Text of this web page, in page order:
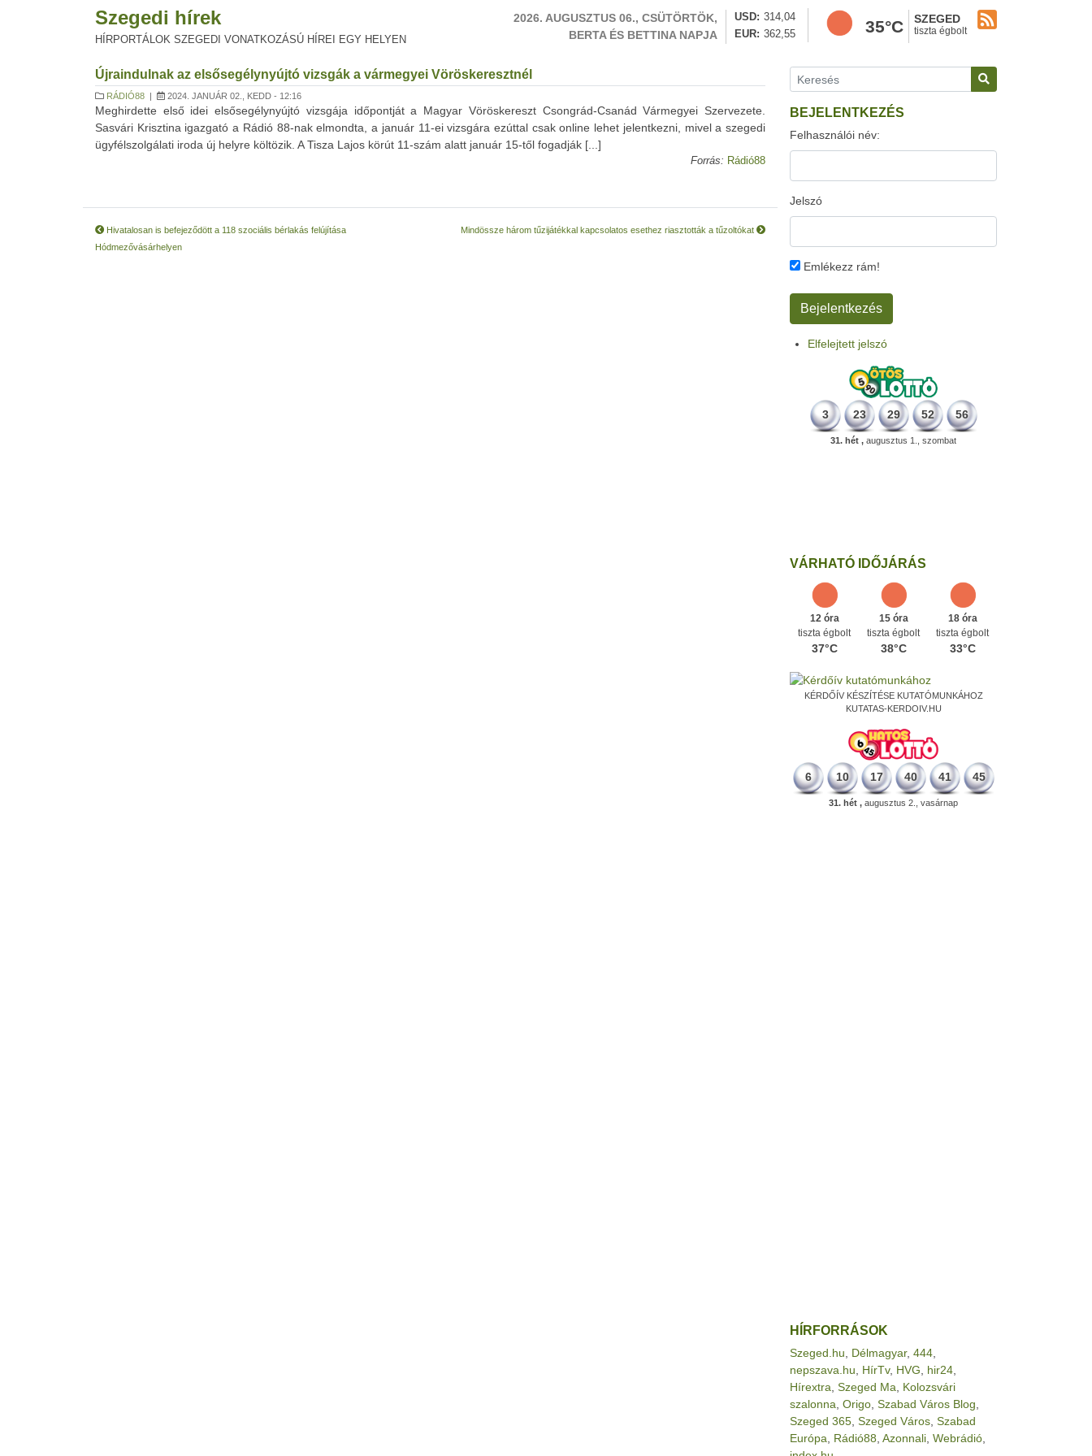
Szegedi hírek
HÍRPORTÁLOK SZEGEDI VONATKOZÁSÚ HÍREI EGY HELYEN
2026. AUGUSZTUS 06., CSÜTÖRTÖK,
BERTA ÉS BETTINA NAPJA
USD
314,04
EUR
362,55 35°C SZEGED
tiszta égbolt
Újraindulnak az elsősegélynyújtó vizsgák a vármegyei Vöröskeresztnél
RÁDIÓ88 | 2024. JANUÁR 02., KEDD - 12:16
Meghirdette első idei elsősegélynyújtó vizsgája időpontját a Magyar Vöröskereszt Csongrád-Csanád Vármegyei Szervezete.
Sasvári Krisztina igazgató a Rádió 88-nak elmondta, a január 11-ei vizsgára ezúttal csak online lehet jelentkezni, mivel a szegedi
ügyfélszolgálati iroda új helyre költözik. A Tisza Lajos körút 11-szám alatt január 15-től fogadják [...]
Forrás: Rádió88
Hivatalosan is befejeződött a 118 szociális bérlakás felújítása
Hódmezővásárhelyen
Mindössze három tűzijátékkal kapcsolatos esethez riasztották a tűzoltókat
BEJELENTKEZÉS
Felhasználói név:
Jelszó
Emlékezz rám!
Elfelejtett jelszó
3 23 29 52 56
31. hét , augusztus 1., szombat
VÁRHATÓ IDŐJÁRÁS
12 óra
tiszta égbolt
37°C
15 óra
tiszta égbolt
38°C
18 óra
tiszta égbolt
33°C
KÉRDŐÍV KÉSZÍTÉSE KUTATÓMUNKÁHOZ
KUTATAS-KERDOIV.HU
6 10 17 40 41 45
31. hét , augusztus 2., vasárnap
HÍRFORRÁSOK
Szeged.hu Délmagyar, 444
nepszava.hu
HírTv, HVG hir24
Hírextra Szeged Ma
Kolozsvári
szalonna Origo Szabad Város Blog
Szeged 365 Szeged Város Szabad
Európa
Rádió88 Azonnali Webrádió